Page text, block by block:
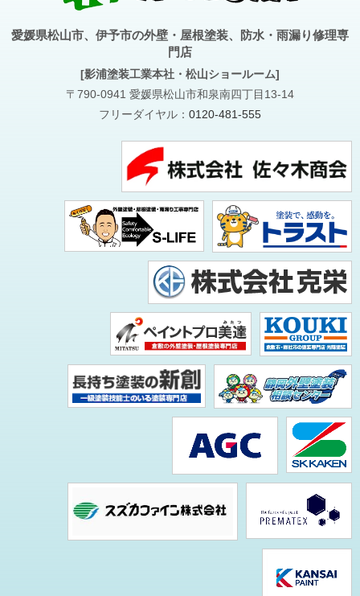
愛媛県松山市、伊予市の外壁・屋根塗装、防水・雨漏り修理専
門店
[影浦塗装工業本社・松山ショールーム]
〒790-0941 愛媛県松山市和泉南四丁目13-14
フリーダイヤル： 0120-481-555